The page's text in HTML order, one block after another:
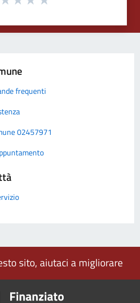
frequenti
02457971
sito, aiutaci a migliorare